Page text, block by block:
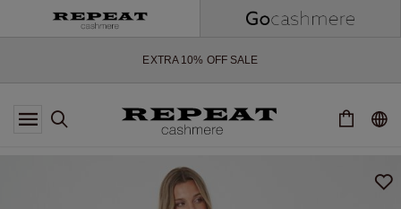
EXTRA 10% OFF SALE
*AANBIEDING IS GELDIG T/M 12 AUGUSTUS 2026
*UITZONDERINGEN KUNNEN VAN TOEPASSING ZIJN
ZACHTE NIEUWE STIJLEN EN FRISSE KLEUREN VOOR HET KOMENDE
SEIZOEN
EXTRA 10% OFF SALE